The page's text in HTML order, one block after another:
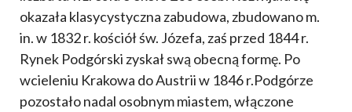
okazała klasycystyczna zabudowa, zbudowano m.
in. w 1832 r. kościół św. Józefa, zaś przed 1844 r.
Rynek Podgórski zyskał swą obecną formę. Po
wcieleniu Krakowa do Austrii w 1846 r.Podgórze
pozostało nadal osobnym miastem, włączone